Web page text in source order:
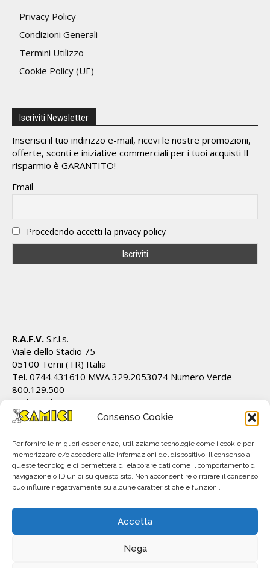
Consenso Cookie
Per fornire le migliori esperienze, utilizziamo tecnologie come i cookie per
memorizzare e/o accedere alle informazioni del dispositivo. Il consenso a
queste tecnologie ci permetterà di elaborare dati come il comportamento di
navigazione o ID unici su questo sito. Non acconsentire o ritirare il consenso
può influire negativamente su alcune caratteristiche e funzioni.
Accetta
Nega
Privacy Policy
Condizioni Generali
Termini Utilizzo
Cookie Policy (UE)
Iscriviti Newsletter
Inserisci il tuo indirizzo e-mail, ricevi le nostre promozioni,
offerte, sconti e iniziative commerciali per i tuoi acquisti Il
risparmio è GARANTITO!
Email
Procedendo accetti la privacy policy
R.A.F.V. S.r.l.s.
Viale dello Stadio 75
05100 Terni (TR) Italia
Tel. 0744.431610 MWA 329.2053074 Numero Verde
800.129.500
Cod.Fiscale/P.IVA IT01628820555 REA TR 112162
info@ecamici.it www.ecamici.it
All material © R.A.F.V. S.r.l.. Copyright 2023. Subject to change without notice.